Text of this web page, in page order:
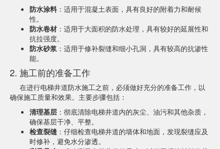
防水涂料 ：适用于混凝土表面，具有良好的附着力和耐候
性。
防水卷材 ：适用于大面积的防水处理，具有较好的延展性和
抗拉强度。
防水砂浆 ：适用于修补裂缝和细小孔洞，具有较高的抗渗性
能。
2. 施工前的准备工作
在进行电梯井道防水施工之前，必须做好充分的准备工作，以
确保施工质量和效果。主要步骤包括：
清理基层 ：彻底清除电梯井道内的灰尘、油污和其他杂质，
确保基层干净、平整。
检查裂缝 ：仔细检查电梯井道的墙体和地面，发现裂缝应及
时修补，避免水分渗透。